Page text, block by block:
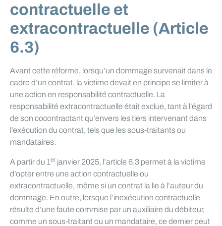
contractuelle et
extracontractuelle (Article
6.3)
Avant cette réforme, lorsqu’un dommage survenait dans le
cadre d’un contrat, la victime devait en principe se limiter à
une action en responsabilité contractuelle. La
responsabilité extracontractuelle était exclue, tant à l’égard
de son cocontractant qu’envers les tiers intervenant dans
l’exécution du contrat, tels que les sous-traitants ou
mandataires.
A partir du 1 er janvier 2025, l’article 6.3 permet à la victime
d’opter entre une action contractuelle ou
extracontractuelle, même si un contrat la lie à l’auteur du
dommage. En outre, lorsque l’inexécution contractuelle
résulte d’une faute commise par un auxiliaire du débiteur,
comme un sous-traitant ou un mandataire, ce dernier peut